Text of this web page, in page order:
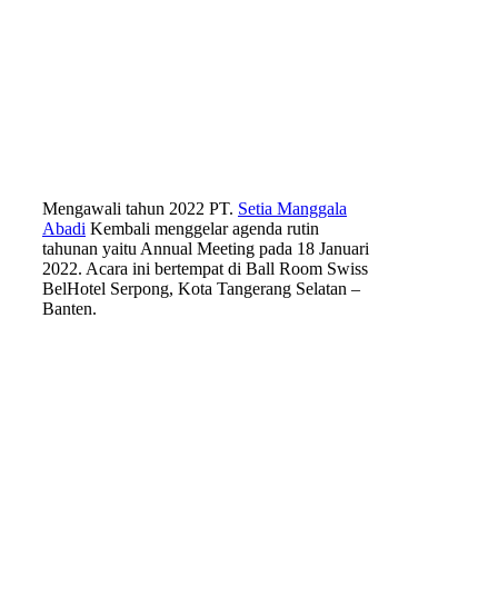
Mengawali tahun 2022 PT. Setia Manggala
Abadi Kembali menggelar agenda rutin
tahunan yaitu Annual Meeting pada 18 Januari
2022. Acara ini bertempat di Ball Room Swiss
BelHotel Serpong, Kota Tangerang Selatan –
Banten.